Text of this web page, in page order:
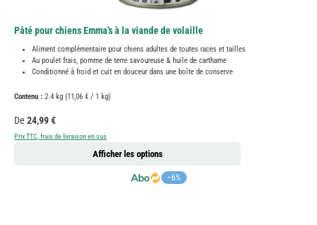
Pâté pour chiens Emma's à la viande de volaille
Aliment complémentaire pour chiens adultes de toutes races et tailles
Au poulet frais, pomme de terre savoureuse & huile de carthame
Conditionné à froid et cuit en douceur dans une boîte de conserve
Contenu : 2.4 kg (11,06 € / 1 kg)
Prix régulier :
De 24,99 €
Prix TTC, frais de livraison en sus
−6%
Afficher les options